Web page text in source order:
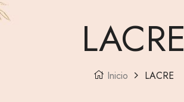
LACRE
Inicio LACRE